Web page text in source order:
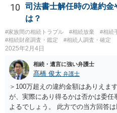
のですか？ →遺書というのが、法
はそのとおりです。 質問3 父が腹
うな事はありますか？ →遺言が有
せんが、お祖父様が認知症であるな
情」があるならば①遺言無効確認の
問4 相続トラブルの代理交渉は可能
能ですが、お伺いする内容ですとお
とになるでしょう。
10
司法書士解任時の違約
は？
#家族間の相続トラブル #相続放棄 #相続
#相続財産調査・鑑定
#相続人調査・確定
2025年2月4日
相続・遺言に強い弁護士
髙橋 俊太 弁護士
＞100万超えの違約金額はありえま
が、実際にあり得るかは否かは委任
よるでしょう。 此方での当方回答